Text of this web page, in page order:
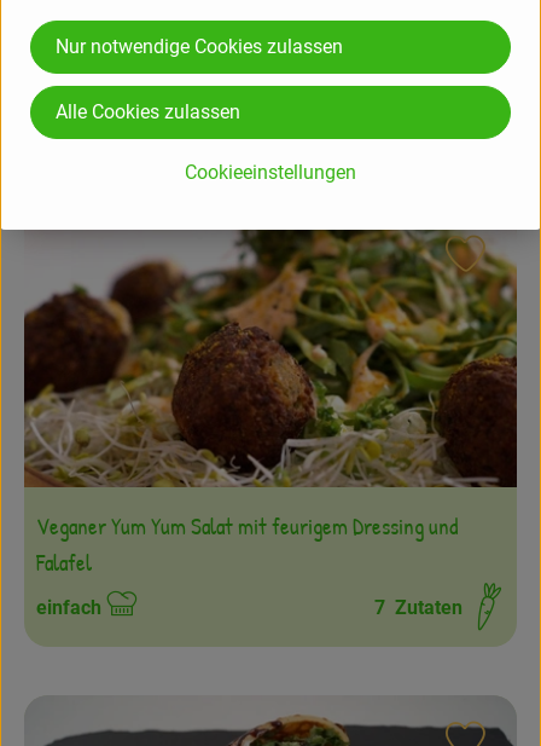
Vegane Zucchini-Tomaten-Quiche mit Griechischer
Käse-Alternative
Schwierigkeit:
mittel
Veganer Yum Yum Salat mit feurigem Dressing und
Falafel
Schwierigkeit:
einfach 7 Zutaten
Cookieeinstellungen
Nur notwendige Cookies zulassen
Alle Cookies zulassen